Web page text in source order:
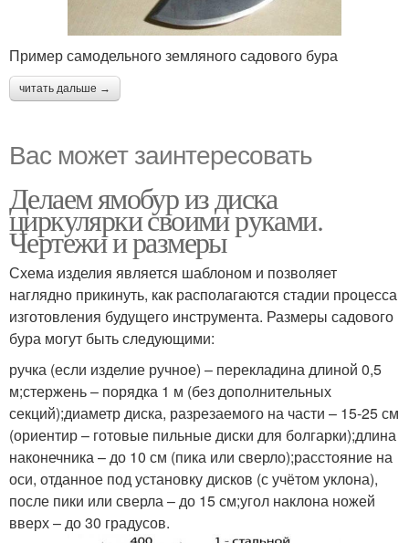
Пример самодельного земляного садового бура
читать дальше →
Вас может заинтересовать
Делаем ямобур из диска
циркулярки своими руками.
Чертежи и размеры
Схема изделия является шаблоном и позволяет
наглядно прикинуть, как располагаются стадии процесса
изготовления будущего инструмента. Размеры садового
бура могут быть следующими:
ручка (если изделие ручное) – перекладина длиной 0,5
м;стержень – порядка 1 м (без дополнительных
секций);диаметр диска, разрезаемого на части – 15-25 см
(ориентир – готовые пильные диски для болгарки);длина
наконечника – до 10 см (пика или сверло);расстояние на
оси, отданное под установку дисков (с учётом уклона),
после пики или сверла – до 15 см;угол наклона ножей
вверх – до 30 градусов.